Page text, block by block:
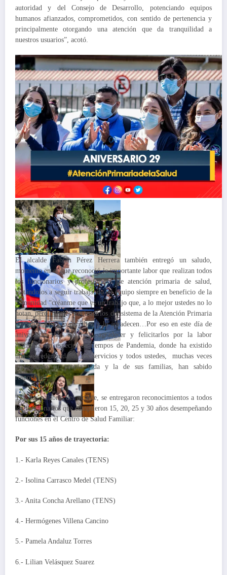
autoridad y del Consejo de Desarrollo, potenciando equipos
humanos afianzados, comprometidos, con sentido de pertenencia y
principalmente otorgando una atención que da tranquilidad a
nuestros usuarios”, acotó.
El alcalde Fabián Pérez Herrera también entregó un saludo,
momento en el que reconoció la importante labor que realizan todos
los funcionarios y profesionales de atención primaria de salud,
instándolos a seguir trabajando en equipo siempre en beneficio de la
comunidad “créanme que es un trabajo que, a lo mejor ustedes no lo
notan, pero quienes son usuarios del sistema de la Atención Primaria
de Salud APS) lo perciben y lo agradecen…Por eso en este día de
aniversario sólo me resta agradecer y felicitarlos por la labor
realizada, en especial en tiempos de Pandemia, donde ha existido
una sobredemanda de los servicios y todos ustedes, muchas veces
arriesgando su propia vida y la de sus familias, han sabido
responder”.
Tras las palabras del alcalde, se entregaron reconocimientos a todos
los funcionarios que cumplieron 15, 20, 25 y 30 años desempeñando
funciones en el Centro de Salud Familiar:
Por sus 15 años de trayectoria:
1.- Karla Reyes Canales (TENS)
2.- Isolina Carrasco Medel (TENS)
3.- Anita Concha Arellano (TENS)
4.- Hermógenes Villena Cancino
5.- Pamela Andaluz Torres
6.- Lilian Velásquez Suarez